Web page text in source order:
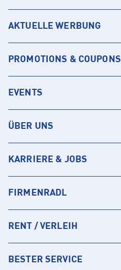
AKTUELLE WERBUNG
PROMOTIONS & COUPONS
EVENTS
ÜBER UNS
KARRIERE & JOBS
FIRMENRADL
RENT / VERLEIH
BESTER SERVICE